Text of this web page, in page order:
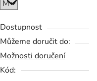
Dostupnost
Můžeme doručit do:
Možnosti doručení
Kód: